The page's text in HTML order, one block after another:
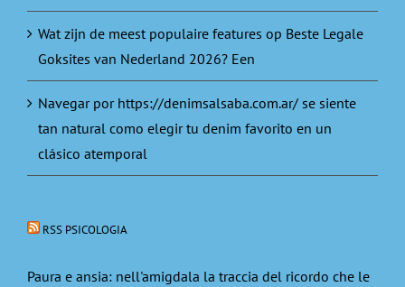
Wat zijn de meest populaire features op Beste Legale
Goksites van Nederland 2026? Een
Navegar por https://denimsalsaba.com.ar/ se siente
tan natural como elegir tu denim favorito en un
clásico atemporal
RSS PSICOLOGIA
Paura e ansia: nell'amigdala la traccia del ricordo che le